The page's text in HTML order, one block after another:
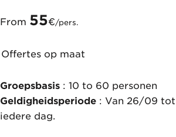
From 55€/pers.
Offertes op maat
Groepsbasis : 10 to 60 personen
Geldigheidsperiode : Van 26/09
iedere dag.